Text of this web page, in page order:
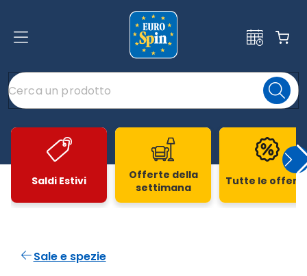
Saldi Estivi
Offerte della
settimana
Tutte le
Sale e spezie